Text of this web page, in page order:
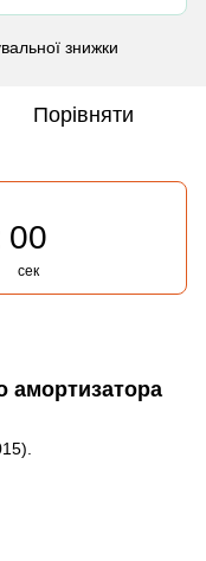
знижки
Порівняти
00
сек
амортизатора